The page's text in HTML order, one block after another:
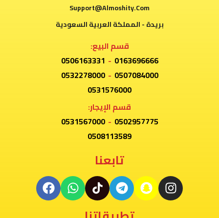
Support@Almoshity.Com
بريدة - المملكة العربية السعودية
قسم البيع:
0163696666
-
0506163331
0507084000
-
0532278000
0531576000
قسم الإيجار:
0502957775
-
0531567000
0508113589
تابعنا